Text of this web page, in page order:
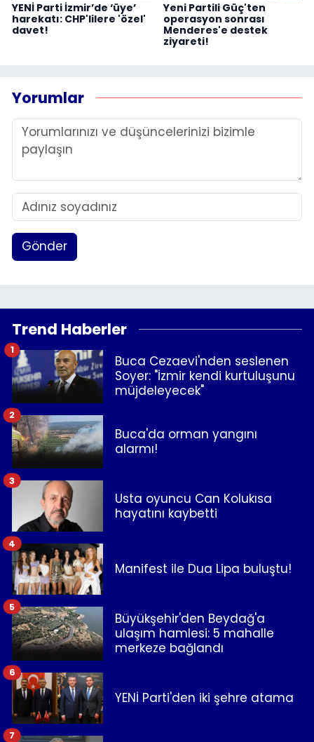
YENİ Parti İzmir’de ‘üye’
harekatı: CHP'lilere 'özel'
davet!
Yeni Partili Güç'ten
operasyon sonrası
Menderes'e destek
ziyareti!
Yorumlar
Gönder
Trend Haberler
Buca Cezaevi'nden seslenen
Soyer: "İzmir kendi kurtuluşunu
müjdeleyecek"
1
Buca'da orman yangını
alarmı!
2
Usta oyuncu Can Kolukısa
hayatını kaybetti
3
Manifest ile Dua Lipa buluştu!
4
Büyükşehir'den Beydağ'a
ulaşım hamlesi: 5 mahalle
merkeze bağlandı
5
YENİ Parti'den iki şehre atama
6
7